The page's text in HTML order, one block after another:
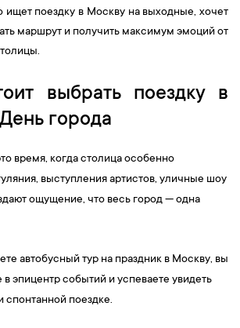
ищет поездку в Москву на выходные, хочет
маршрут и получить максимум эмоций от
выбрать поездку в
города
время, когда столица особенно
выступления артистов, уличные шоу
ощущение, что весь город — одна
автобусный тур на праздник в Москву, вы
в эпицентр событий и успеваете увидеть
поездке.